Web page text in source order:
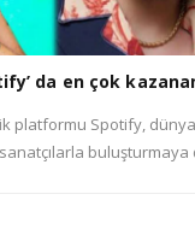
da en çok
platformu Spotify,